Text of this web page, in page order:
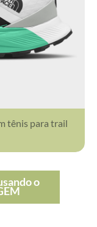
tênis para trail
o